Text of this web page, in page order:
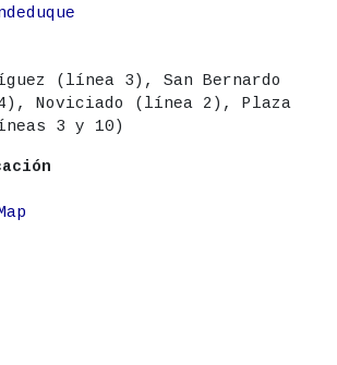
(línea 3), San Bernardo
Noviciado (línea 2), Plaza
3 y 10)